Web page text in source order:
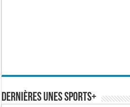
Dernières Unes Sports+